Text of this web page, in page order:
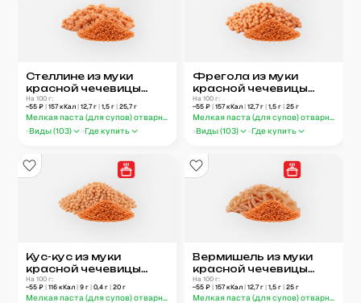
Стеллине из муки
красной чечевицы
отварные
На 100 г:
~55 ₽| 157кКал| 12,7г| 1,5 г| 25,7г
Мелкая паста (для супов) отварная
Виды (103) Где купить
Фрегола из муки
красной чечевицы
отварная
На 100 г:
~55 ₽ | 157кКал | 12,7г | 1,5 г | 25 г
Мелкая паста (для супов) отварная
Виды (103) Где купить
Кус-кус из муки
красной чечевицы
отварной
На 100 г:
~55 ₽| 116 кКал| 9 г| 0,4 г| 20 г
Мелкая паста (для супов) отварная
Вермишель из муки
красной чечевицы
отварная
На 100 г:
~55 ₽ | 157кКал | 12,7г | 1,5 г | 25 г
Мелкая паста (для супов) отварная